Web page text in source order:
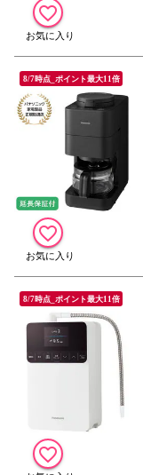
8/7時点_ポイント最大11倍
8/7時点_ポイント最大11倍